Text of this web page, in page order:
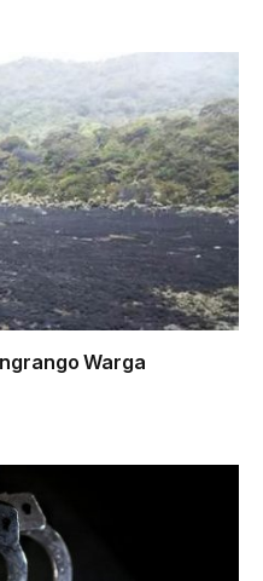
Warga